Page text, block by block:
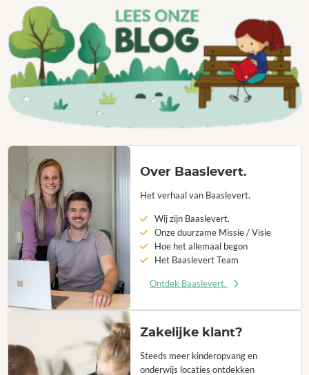
Over Baaslevert.
Het verhaal van Baaslevert.
Wij zijn Baaslevert.
Onze duurzame Missie / Visie
Hoe het allemaal begon
Het Baaslevert Team
Ontdek Baaslevert.
Zakelijke klant?
Steeds meer kinderopvang en
onderwijs locaties ontdekken